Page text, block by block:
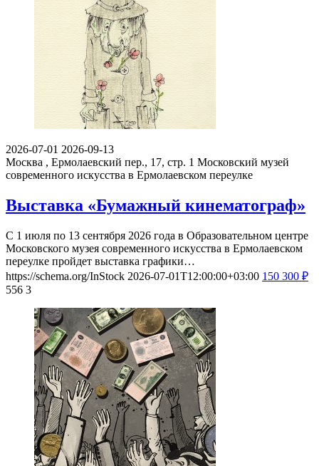
2026-07-01 2026-09-13
Москва , Ермолаевский пер., 17, стр. 1 Московский музей
современного искусства в Ермолаевском переулке
Выставка «Бумажный кинематограф»
С 1 июля по 13 сентября 2026 года в Образовательном центре
Московского музея современного искусства в Ермолаевском
переулке пройдет выставка графики…
https://schema.org/InStock 2026-07-01T12:00:00+03:00 150 300 ₽
556 3